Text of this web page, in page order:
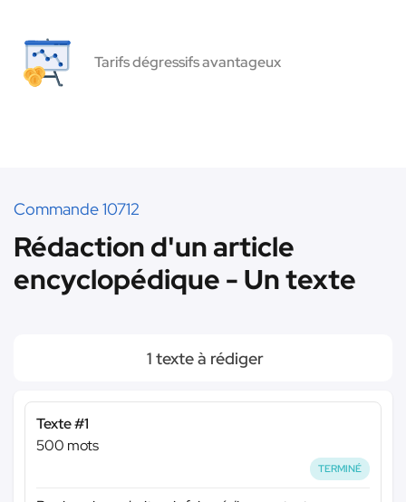
Tarifs dégressifs avantageux
Commande 10712
Rédaction d'un article
encyclopédique - Un texte
1 texte à rédiger
Texte #1
500 mots
TERMINÉ